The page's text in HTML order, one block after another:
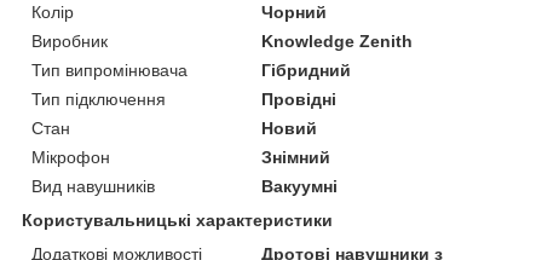
Колір
Чорний
Виробник
Knowledge Zenith
Тип випромінювача
Гібридний
Тип підключення
Провідні
Стан
Новий
Мікрофон
Знімний
Вид навушників
Вакуумні
Користувальницькі характеристики
Додаткові можливості
Дротові навушники з